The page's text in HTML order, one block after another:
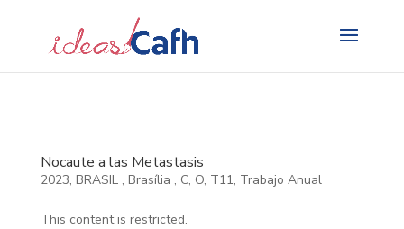
Nocaute a las Metastasis
2023, BRASIL , Brasília , C, O, T11, Trabajo Anual
This content is restricted.